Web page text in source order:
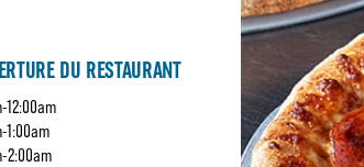
DU RESTAURANT
12:00am
1:00am
2:00am